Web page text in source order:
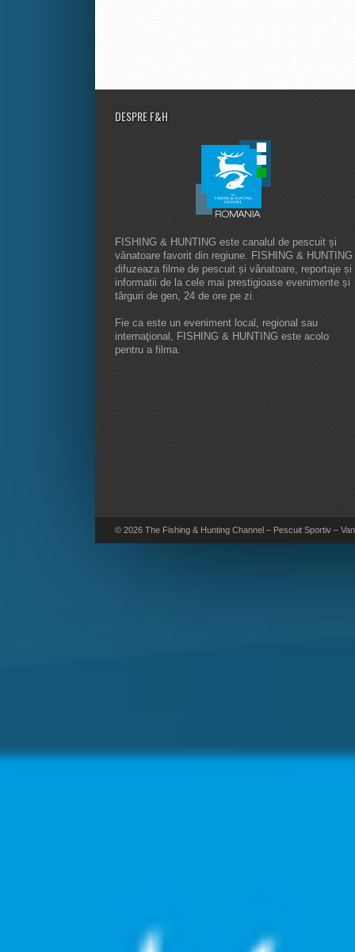
DESPRE F&H
FISHING & HUNTING este canalul de pescuit și
vânatoare favorit din regiune. FISHING & HUNTING
difuzeaza filme de pescuit și vânatoare, reportaje și
informatii de la cele mai prestigioase evenimente și
târguri de gen, 24 de ore pe zi.
Fie ca este un eveniment local, regional sau
internaţional, FISHING & HUNTING este acolo
pentru a filma.
© 2026 The Fishing & Hunting Channel – Pescuit Sportiv –